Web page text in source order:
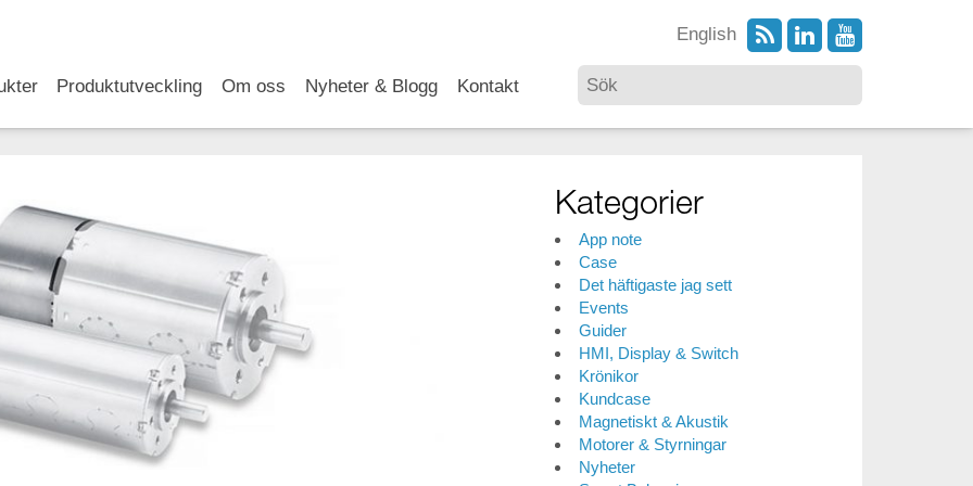
Produktutveckling Om oss Nyheter & Blogg Kontakt
English
Kategorier
App note
Case
Det häftigaste jag sett
Events
Guider
HMI, Display & Switch
Krönikor
Kundcase
Magnetiskt & Akustik
Motorer & Styrningar
Nyheter